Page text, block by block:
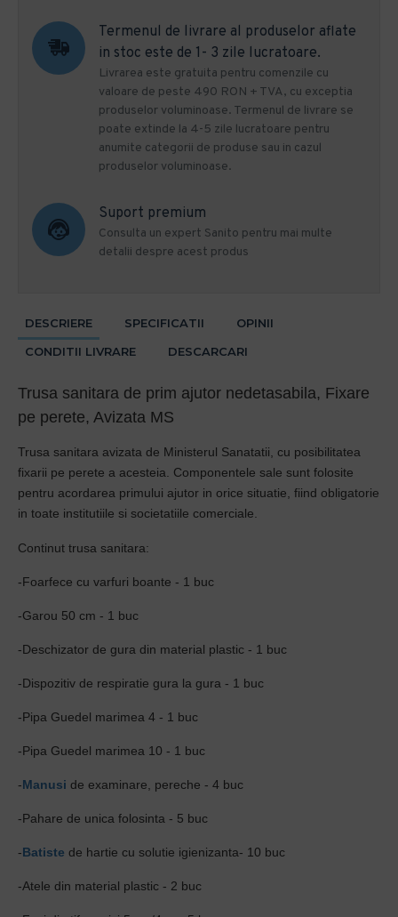
Termenul de livrare al produselor aflate
in stoc este de 1- 3 zile lucratoare.
Livrarea este gratuita pentru comenzile cu
valoare de peste 490 RON + TVA, cu exceptia
produselor voluminoase. Termenul de livrare se
poate extinde la 4-5 zile lucratoare pentru
anumite categorii de produse sau in cazul
produselor voluminoase.
Suport premium
Consulta un expert Sanito pentru mai multe
detalii despre acest produs
DESCRIERE SPECIFICATII
OPINII
CONDITII LIVRARE
DESCARCARI
Trusa sanitara de prim ajutor nedetasabila, Fixare
pe perete, Avizata MS
Trusa sanitara avizata de Ministerul Sanatatii, cu posibilitatea
fixarii pe perete a acesteia. Componentele sale sunt folosite
pentru acordarea primului ajutor in orice situatie, fiind obligatorie
in toate institutiile si societatiile comerciale.
Continut trusa sanitara:
-Foarfece cu varfuri boante - 1 buc
-Garou 50 cm - 1 buc
-Deschizator de gura din material plastic - 1 buc
-Dispozitiv de respiratie gura la gura - 1 buc
-Pipa Guedel marimea 4 - 1 buc
-Pipa Guedel marimea 10 - 1 buc
-Manusi de examinare, pereche - 4 buc
-Pahare de unica folosinta - 5 buc
-Batiste de hartie cu solutie igienizanta- 10 buc
-Atele din material plastic - 2 buc